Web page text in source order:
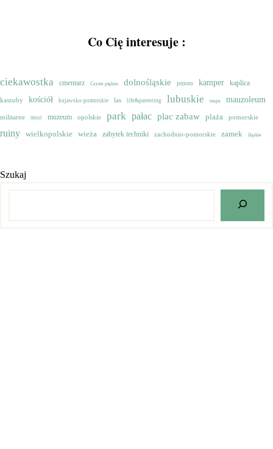
Co Cię interesuje :
ciekawostka cmentarz Czyste piękno dolnośląskie jezioro kamper kaplica
kaszuby kościół kujawsko-pomorskie las life&parenting lubuskie mapa mauzoleum
militarne most muzeum opolskie park pałac plac zabaw plaża pomorskie
ruiny wielkopolskie wieża zabytek techniki zachodnio-pomorskie zamek śląskie
Szukaj